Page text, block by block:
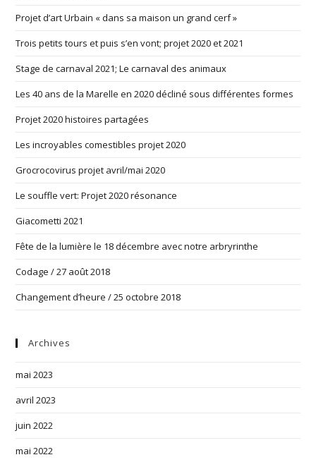
Projet d’art Urbain « dans sa maison un grand cerf »
Trois petits tours et puis s’en vont; projet 2020 et 2021
Stage de carnaval 2021; Le carnaval des animaux
Les 40 ans de la Marelle en 2020 décliné sous différentes formes
Projet 2020 histoires partagées
Les incroyables comestibles projet 2020
Grocrocovirus projet avril/mai 2020
Le souffle vert: Projet 2020 résonance
Giacometti 2021
Fête de la lumière le 18 décembre avec notre arbryrinthe
Codage / 27 août 2018
Changement d’heure / 25 octobre 2018
Archives
mai 2023
avril 2023
juin 2022
mai 2022